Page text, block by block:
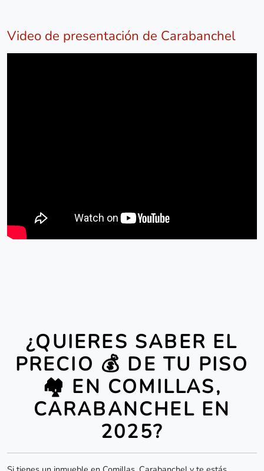
Video de presentación de Carabanchel
¿QUIERES SABER EL
PRECIO 💰 DE TU PISO
🏘️ EN COMILLAS,
CARABANCHEL EN
2025?